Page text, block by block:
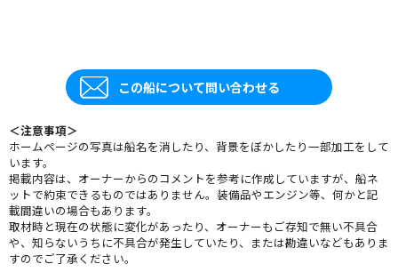
この船について問い合わせる
＜注意事項＞
ホームページの写真は船名を消したり、背景をぼかしたり一部加工をして
います。
掲載内容は、オーナーからのコメントを参考に作成していますが、船ネ
ットで約束できるものではありません。装備品やエンジン等、何かと記
載間違いの場合もあります。
取材時と現在の状態に変化があったり、オーナーもご存知で無い不具合
や、知らないうちに不具合が発生していたり、または勘違いなどもありま
すのでご了承ください。